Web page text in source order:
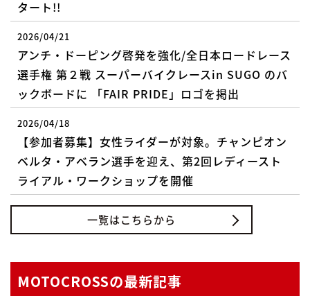
タート!!
2026/04/21
アンチ・ドーピング啓発を強化/全日本ロードレース
選手権 第２戦 スーパーバイクレースin SUGO のバ
ックボードに 「FAIR PRIDE」ロゴを掲出
2026/04/18
【参加者募集】女性ライダーが対象。チャンピオン
ベルタ・アベラン選手を迎え、第2回レディースト
ライアル・ワークショップを開催
一覧はこちらから
MOTOCROSSの最新記事